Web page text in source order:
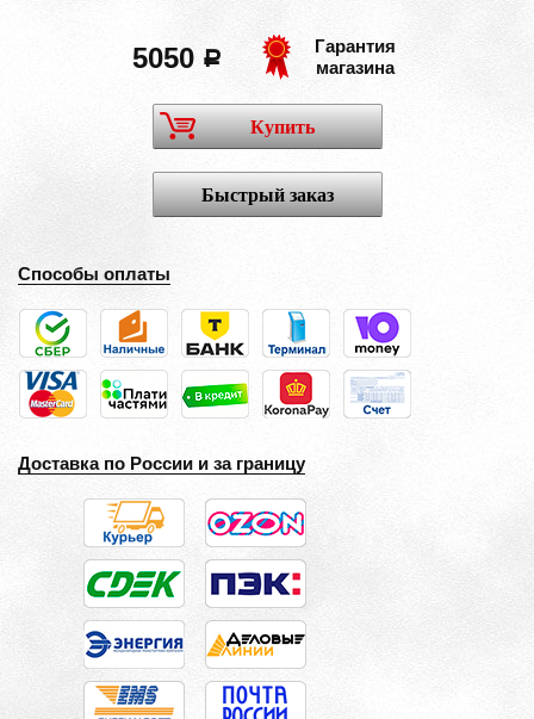
5050 a
Гарантия
магазина
Купить
Быстрый заказ
Способы оплаты
Доставка по России и за границу